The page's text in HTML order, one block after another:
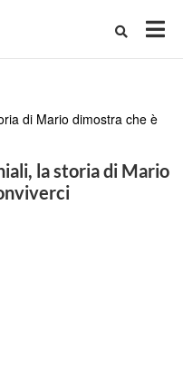
la storia di Mario